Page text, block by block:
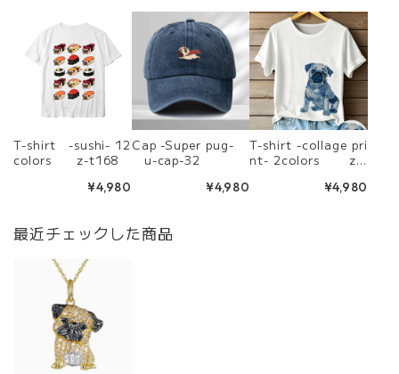
T-shirt -sushi- 12
colors z-t168
¥4,980
Cap -Super pug-
u-cap-32
¥4,980
T-shirt -collage pri
nt- 2colors z-t
¥4,980
最近チェックした商品